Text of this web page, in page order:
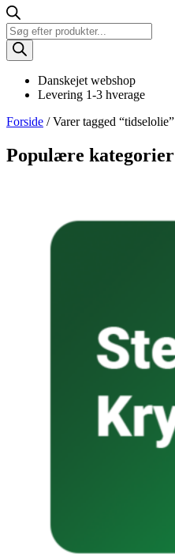
Products
search
Danskejet webshop
Levering 1-3 hverage
Forside / Varer tagged “tidselolie”
Populære kategorier